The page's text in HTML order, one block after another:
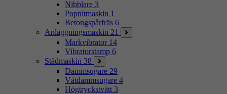
Nibblare 3
Popnitmaskin 1
Betongspårfräs 6
Anläggningsmaskin 21
Markvibrator 14
Vibratorstamp 6
Städmaskin 38
Dammsugare 29
Våtdammsugare 4
Högtryckstvätt 3